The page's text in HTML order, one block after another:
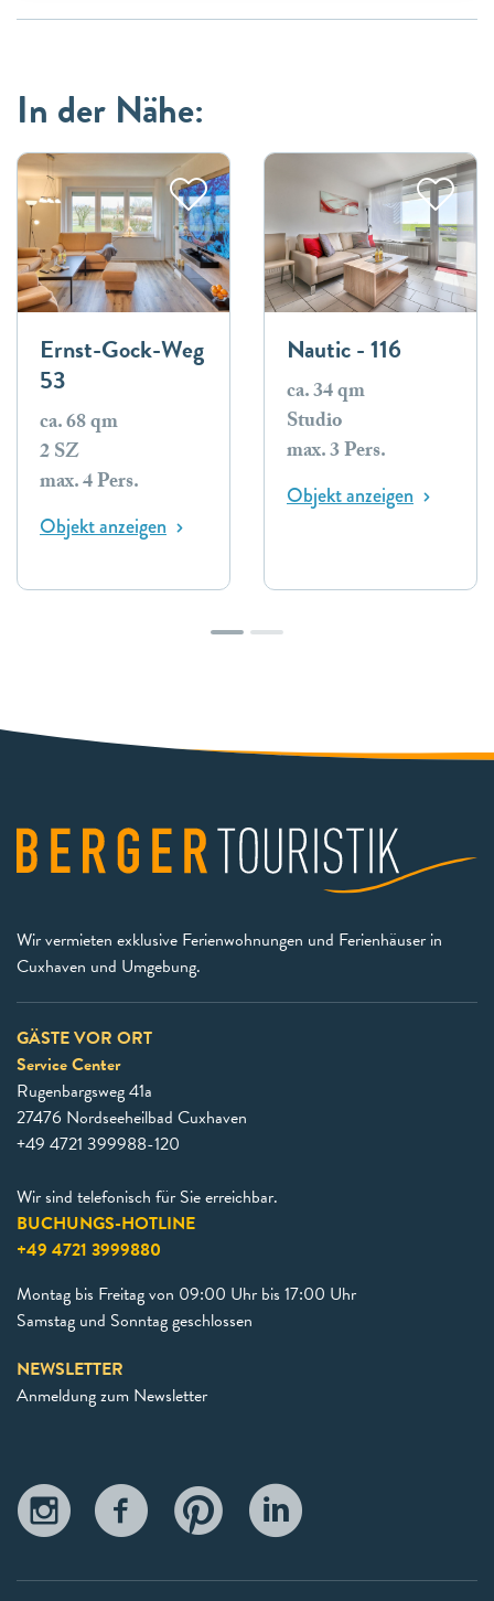
In der Nähe:
Ernst-Gock-Weg
53
ca. 68 qm
2 SZ
max. 4 Pers.
Objekt anzeigen
Nautic - 116
ca. 34 qm
Studio
max. 3 Pers.
Objekt anzeigen
Wir vermieten exklusive Ferienwohnungen und Ferienhäuser in
Cuxhaven und Umgebung.
GÄSTE VOR ORT
Service Center
Rugenbargsweg 41a
27476 Nordseeheilbad Cuxhaven
+49 4721 399988-120
Wir sind telefonisch für Sie erreichbar.
BUCHUNGS-HOTLINE
+49 4721 3999880
Montag bis Freitag von 09:00 Uhr bis 17:00 Uhr
Samstag und Sonntag geschlossen
NEWSLETTER
Anmeldung zum Newsletter